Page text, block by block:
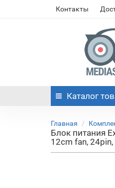
Контакты
Каталог
Главная
Блок питания
12cm fan, 24pin,